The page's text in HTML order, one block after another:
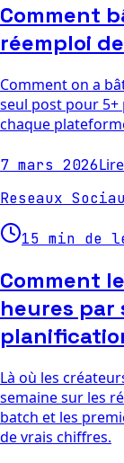
Comment
réemploi
Comment on a
seul post pour 5+
chaque
7 mars 2026Lire
Reseaux
15 min de
Comment
heures par
Là où les
semaine sur les
batch et les
de vrais chiffres.